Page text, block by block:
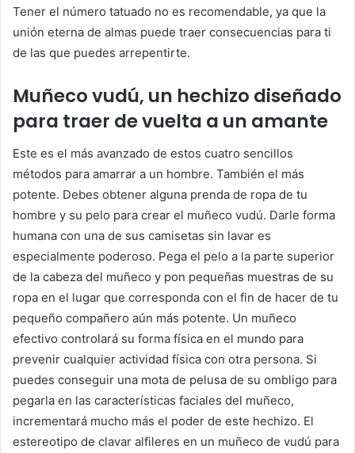
Tener el número tatuado no es recomendable, ya que la
unión eterna de almas puede traer consecuencias para ti
de las que puedes arrepentirte.
Muñeco vudú, un hechizo diseñado
para traer de vuelta a un amante
Este es el más avanzado de estos cuatro sencillos
métodos para amarrar a un hombre. También el más
potente. Debes obtener alguna prenda de ropa de tu
hombre y su pelo para crear el muñeco vudú. Darle forma
humana con una de sus camisetas sin lavar es
especialmente poderoso. Pega el pelo a la parte superior
de la cabeza del muñeco y pon pequeñas muestras de su
ropa en el lugar que corresponda con el fin de hacer de tu
pequeño compañero aún más potente. Un muñeco
efectivo controlará su forma física en el mundo para
prevenir cualquier actividad física con otra persona. Si
puedes conseguir una mota de pelusa de su ombligo para
pegarla en las características faciales del muñeco,
incrementará mucho más el poder de este hechizo. El
estereotipo de clavar alfileres en un muñeco de vudú para